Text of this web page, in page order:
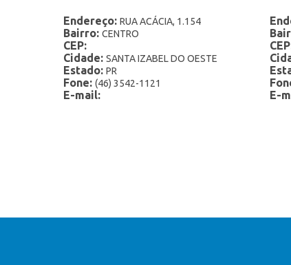
Endereço: RUA ACÁCIA, 1.154
Bairro: CENTRO
CEP:
Cidade: SANTA IZABEL DO OESTE
Estado: PR
Fone: (46) 3542-1121
E-mail: E-